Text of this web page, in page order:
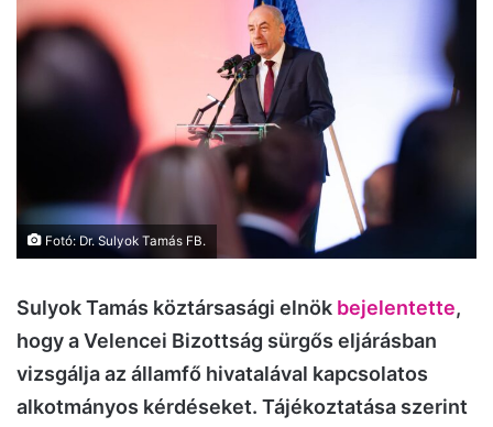
Fotó: Dr. Sulyok Tamás FB.
Sulyok Tamás köztársasági elnök bejelentette,
hogy a Velencei Bizottság sürgős eljárásban
vizsgálja az államfő hivatalával kapcsolatos
alkotmányos kérdéseket. Tájékoztatása szerint